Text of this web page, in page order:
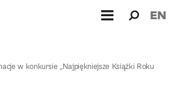
dla: EN
w konkursie „Najpiękniejsze Książki Roku